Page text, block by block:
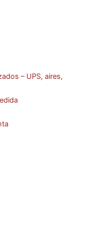
– UPS, aires,